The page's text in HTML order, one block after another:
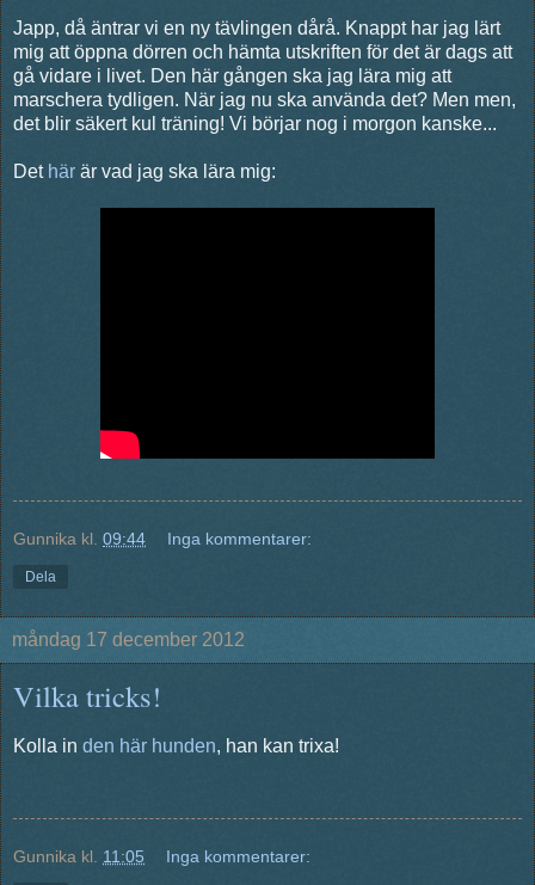
Japp, då äntrar vi en ny tävlingen dårå. Knappt har jag lärt
mig att öppna dörren och hämta utskriften för det är dags att
gå vidare i livet. Den här gången ska jag lära mig att
marschera tydligen. När jag nu ska använda det? Men men,
det blir säkert kul träning! Vi börjar nog i morgon kanske...
Det här är vad jag ska lära mig:
Gunnika kl. 09:44 Inga kommentarer:
Dela
måndag 17 december 2012
Vilka tricks!
Kolla in den här hunden, han kan trixa!
Gunnika kl. 11:05 Inga kommentarer: